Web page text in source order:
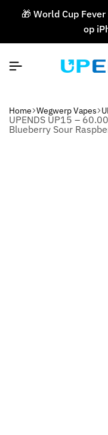
🎁 World Cup
op
Home Wegwerp Vapes
UPENDS UP15 –
Blueberry Sour